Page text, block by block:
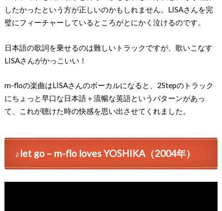
したかったという方が正しいのかもしれません。LISAさんを完
璧にフィーチャーしているところがとにかく泣けるのです。
日本語の歌詞を乗せるのは難しいトラックですが、歌いこなす
LISAさんがかっこいい！
m-floの楽曲はLISAさんのボーカルになると、2Stepのトラック
にちょっと早口な日本語＋流暢な英語というパターンがあっ
て、これが聴けた時の快感を思い出させてくれました。
♪let go – m-flo loves YOSHIKA（2004年）